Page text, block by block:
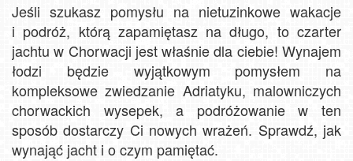
Jeśli szukasz pomysłu na nietuzinkowe wakacje
i podróż, którą zapamiętasz na długo, to czarter
jachtu w Chorwacji jest właśnie dla ciebie! Wynajem
łodzi będzie wyjątkowym pomysłem na
kompleksowe zwiedzanie Adriatyku, malowniczych
chorwackich wysepek, a podróżowanie w ten
sposób dostarczy Ci nowych wrażeń. Sprawdź, jak
wynająć jacht i o czym pamiętać.